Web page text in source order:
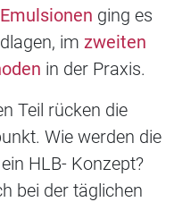
ging es
im zweiten
in der Praxis.
Teil rücken die
Wie werden die
HLB- Konzept?
bei der täglichen